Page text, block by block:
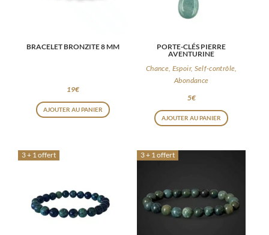
BRACELET BRONZITE 8 MM
19€
AJOUTER AU PANIER
PORTE-CLÉS PIERRE
AVENTURINE
Chance, Espoir, Self-contrôle,
Abondance
5€
AJOUTER AU PANIER
3 + 1 offert 3 + 1 offert